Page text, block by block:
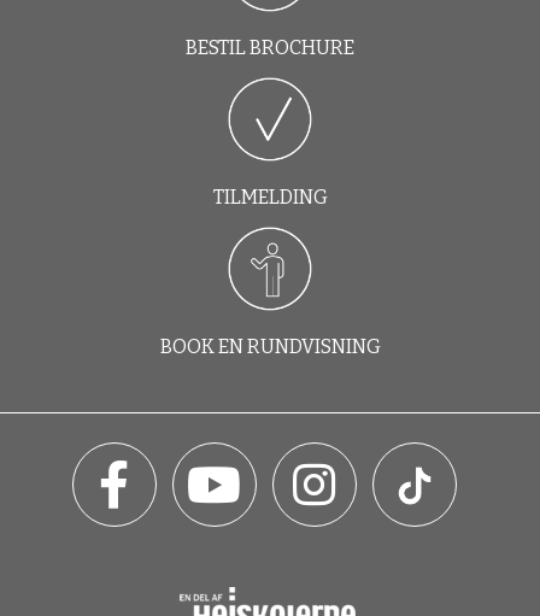
BESTIL BROCHURE
TILMELDING
BOOK EN RUNDVISNING